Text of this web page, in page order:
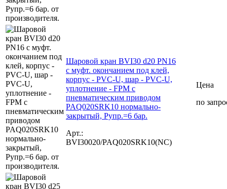
Шаровой кран BVI30 d20 PN16
с муфт. окончанием под клей,
корпус - PVC-U, шар - PVC-U,
уплотнение - FPM с
пневматическим приводом
PAQ020SRK10 нормально-
закрытый, Рупр.=6 бар.
Арт.:
BVI30020/PAQ020SRK10(NC)
Цена
по